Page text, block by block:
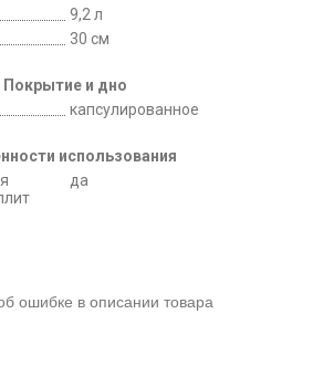
9,2 л
30 см
Покрытие и дно
капсулированное
использования
да
ошибке в описании товара